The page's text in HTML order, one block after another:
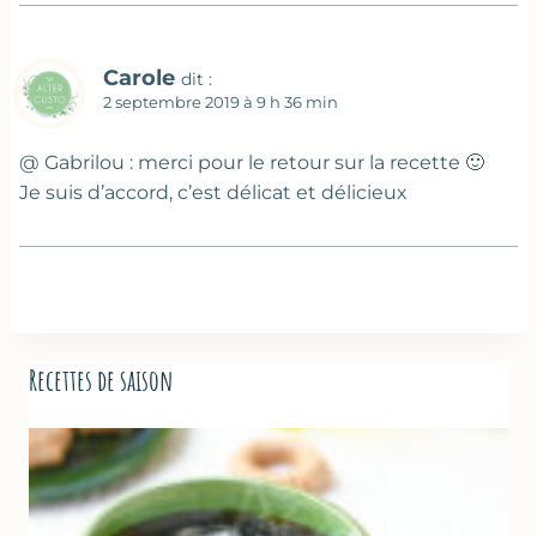
Carole dit :
2 septembre 2019 à 9 h 36 min
@ Gabrilou : merci pour le retour sur la recette 🙂
Je suis d’accord, c’est délicat et délicieux
Recettes de saison